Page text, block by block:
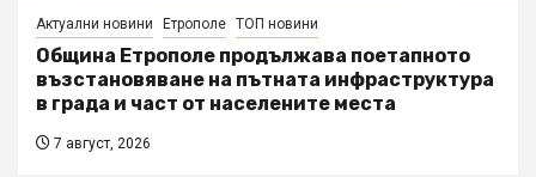
Актуални новини Етрополе ТОП новини
Община Етрополе продължава поетапното
възстановяване на пътната инфраструктура
в града и част от населените места
7 август, 2026